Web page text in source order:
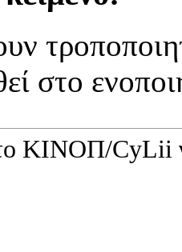
στο
ΚΙΝOΠ/CyLii